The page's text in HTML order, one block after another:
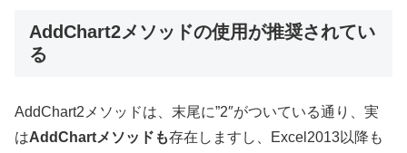
AddChart2メソッドの使用が推奨されてい
る
AddChart2メソッドは、末尾に”2″がついている通り、実
はAddChartメソッドも存在しますし、Excel2013以降も